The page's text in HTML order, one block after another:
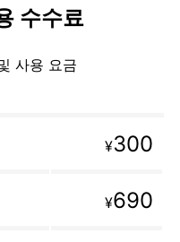
수수료
사용 요금
¥300
¥690